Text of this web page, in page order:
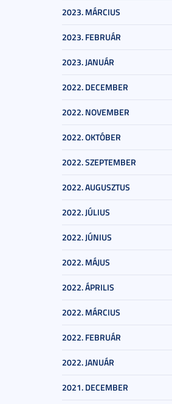
2023. MÁRCIUS
2023. FEBRUÁR
2023. JANUÁR
2022. DECEMBER
2022. NOVEMBER
2022. OKTÓBER
2022. SZEPTEMBER
2022. AUGUSZTUS
2022. JÚLIUS
2022. JÚNIUS
2022. MÁJUS
2022. ÁPRILIS
2022. MÁRCIUS
2022. FEBRUÁR
2022. JANUÁR
2021. DECEMBER